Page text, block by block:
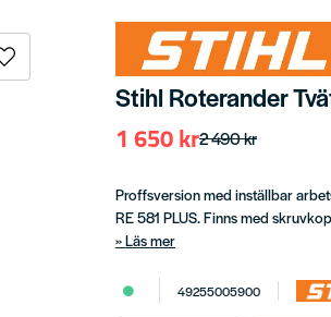
Stihl Roterander
2 490 kr
1 650 kr
Proffsversion med inställbar
RE 581 PLUS. Finns med
Läs mer
49255005900